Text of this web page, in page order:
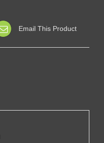
Email This Product